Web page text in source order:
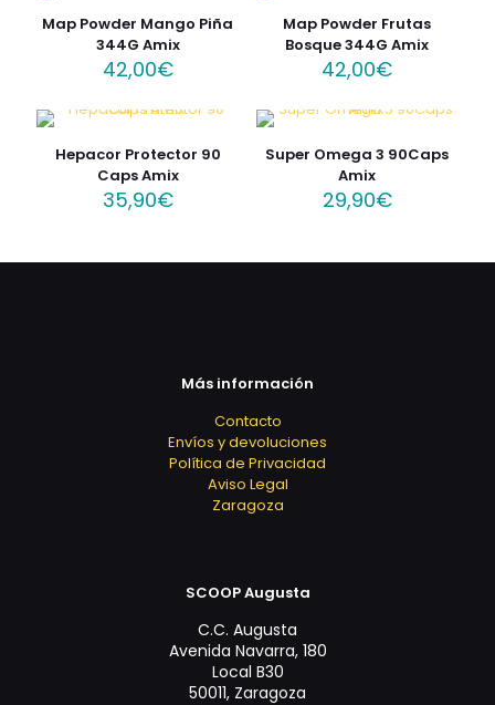
Map Powder Mango Piña
344G Amix
42,00€
Map Powder Frutas
Bosque 344G Amix
42,00€
Hepacor Protector 90
Caps Amix
35,90€
Super Omega 3 90Caps
Amix
29,90€
Más información
Contacto
Envíos y devoluciones
Política de Privacidad
Aviso Legal
Zaragoza
SCOOP Augusta
C.C. Augusta
Avenida Navarra, 180
Local B30
50011, Zaragoza